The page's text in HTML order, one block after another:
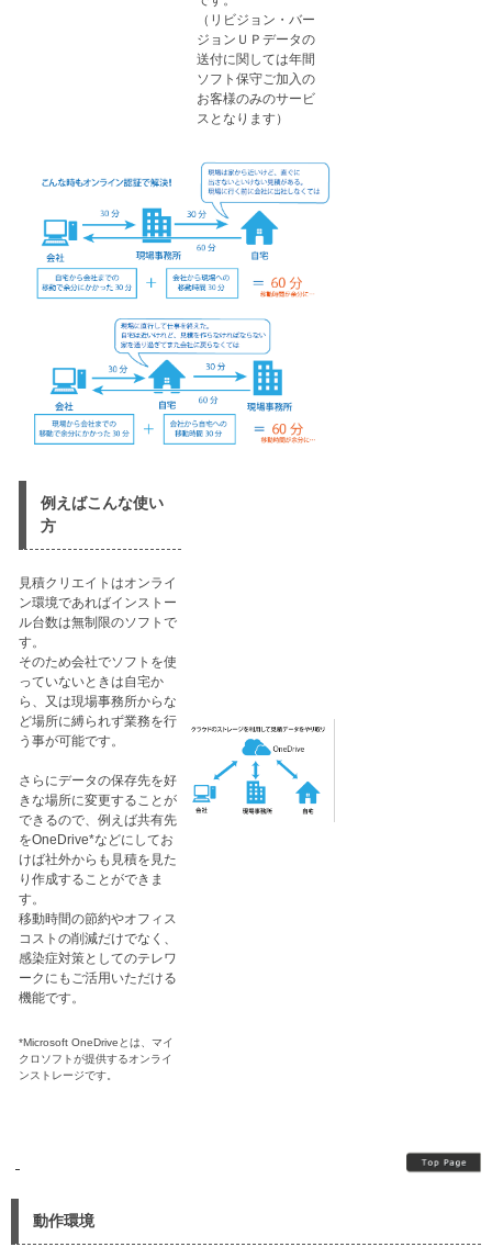
（リビジョン・バー
ジョンＵＰデータの
送付に関しては年間
ソフト保守ご加入の
お客様のみのサービ
スとなります）
例えばこんな使い
方
見積クリエイトはオンライ
ン環境であればインストー
ル台数は無制限のソフトで
す。
そのため会社でソフトを使
っていないときは自宅か
ら、又は現場事務所からな
ど場所に縛られず業務を行
う事が可能です。​​
さらにデータの保存先を好
きな場所に変更することが
できるので、例えば共有先
をOneDrive*などにしてお
けば社外からも見積を見た
り作成することができま
す。
移動時間の節約やオフィス
コストの削減だけでなく、
感染症対策としてのテレワ
ークにもご活用いただける
機能です。​​
*Microsoft OneDriveとは、マイ
クロソフトが提供するオンライ
ンストレージです。
動作環境